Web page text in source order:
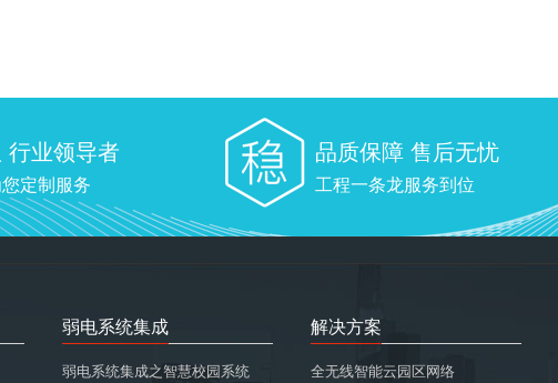
行业领导者
定制服务
品质保障 售后无忧
工程一条龙服务到位
弱电系统集成
弱电系统集成之智慧校园系统
解决方案
全无线智能云园区网络